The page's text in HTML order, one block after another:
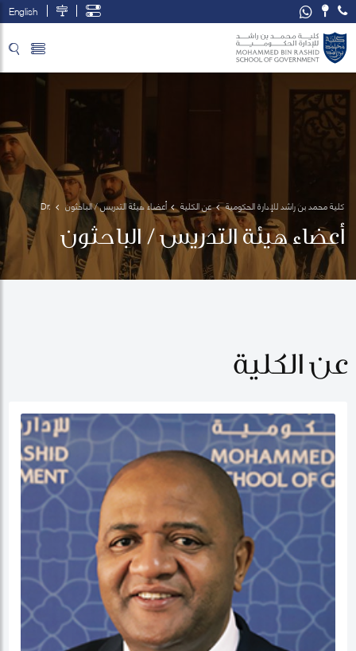
English
كلية محمد بن راشد للإدارة الحكومية عن الكلية أعضاء هيئة التدريس / الباحثون
Dr.
Arthur
King
أعضاء هيئة التدريس / الباحثون
عن الكلية